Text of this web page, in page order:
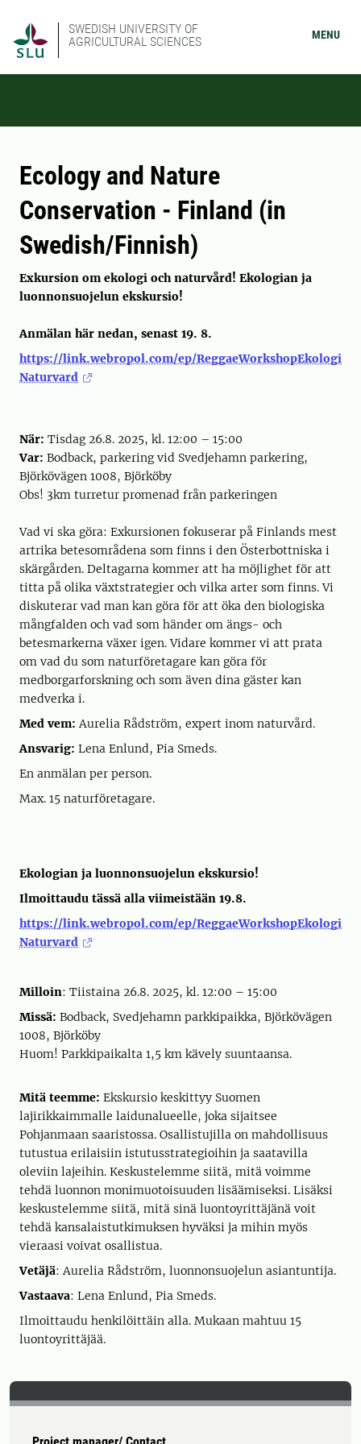
SWEDISH UNIVERSITY OF
AGRICULTURAL SCIENCES
MENU
Ecology and Nature
Conservation - Finland (in
Swedish/Finnish)
Exkursion om ekologi och naturvård! Ekologian ja
luonnonsuojelun ekskursio!
Anmälan här nedan, senast 19. 8.
https://link.webropol.com/ep/ReggaeWorkshopEkologi
Naturvard
När: Tisdag 26.8. 2025, kl. 12:00 – 15:00
Var: Bodback, parkering vid Svedjehamn parkering,
Björkövägen 1008, Björköby
Obs! 3km turretur promenad från parkeringen
Vad vi ska göra: Exkursionen fokuserar på Finlands mest
artrika betesområdena som finns i den Österbottniska i
skärgården. Deltagarna kommer att ha möjlighet för att
titta på olika växtstrategier och vilka arter som finns. Vi
diskuterar vad man kan göra för att öka den biologiska
mångfalden och vad som händer om ängs- och
betesmarkerna växer igen. Vidare kommer vi att prata
om vad du som naturföretagare kan göra för
medborgarforskning och som även dina gäster kan
medverka i.
Med vem: Aurelia Rådström, expert inom naturvård.
Ansvarig: Lena Enlund, Pia Smeds.
En anmälan per person.
Max. 15 naturföretagare.
Ekologian ja luonnonsuojelun ekskursio!
Ilmoittaudu tässä alla viimeistään 19.8.
https://link.webropol.com/ep/ReggaeWorkshopEkologi
Naturvard
Milloin: Tiistaina 26.8. 2025, kl. 12:00 – 15:00
Missä: Bodback, Svedjehamn parkkipaikka, Björkövägen
1008, Björköby
Huom! Parkkipaikalta 1,5 km kävely suuntaansa.
Mitä teemme: Ekskursio keskittyy Suomen
lajirikkaimmalle laidunalueelle, joka sijaitsee
Pohjanmaan saaristossa. Osallistujilla on mahdollisuus
tutustua erilaisiin istutusstrategioihin ja saatavilla
oleviin lajeihin. Keskustelemme siitä, mitä voimme
tehdä luonnon monimuotoisuuden lisäämiseksi. Lisäksi
keskustelemme siitä, mitä sinä luontoyrittäjänä voit
tehdä kansalaistutkimuksen hyväksi ja mihin myös
vieraasi voivat osallistua.
Vetäjä: Aurelia Rådström, luonnonsuojelun asiantuntija.
Vastaava: Lena Enlund, Pia Smeds.
Ilmoittaudu henkilöittäin alla. Mukaan mahtuu 15
luontoyrittäjää.